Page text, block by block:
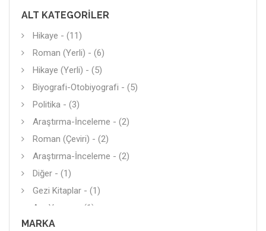
ALT KATEGORILER
Hikaye - (11)
Roman (Yerli) - (6)
Hikaye (Yerli) - (5)
Biyografi-Otobiyografi - (5)
Politika - (3)
Araştırma-İnceleme - (2)
Roman (Çeviri) - (2)
Araştırma-İnceleme - (2)
Diğer - (1)
Gezi Kitaplar - (1)
Anı-Yaşam - (1)
Siyasal Hayat (Türkiye) - (1)
MARKA